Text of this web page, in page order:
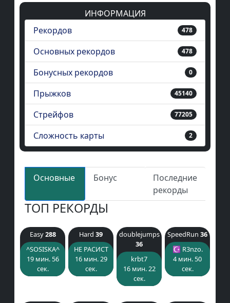
ИНФОРМАЦИЯ
Рекордов
478
Основных рекордов 478
Бонусных рекордов 0
Прыжков 45140
Стрейфов 77205
Сложность карты 2
Основные Бонус
Последние
рекорды
ТОП РЕКОРДЫ
Easy288
^SOSISKA^
19 мин. 56
сек.
Hard 39
НЕ РАСИСТ
16 мин. 29
сек.
doublejumps
36
krbt7
16 мин. 22
сек.
SpeedRun 36
☪ R3nzo.
4 мин. 50
сек.